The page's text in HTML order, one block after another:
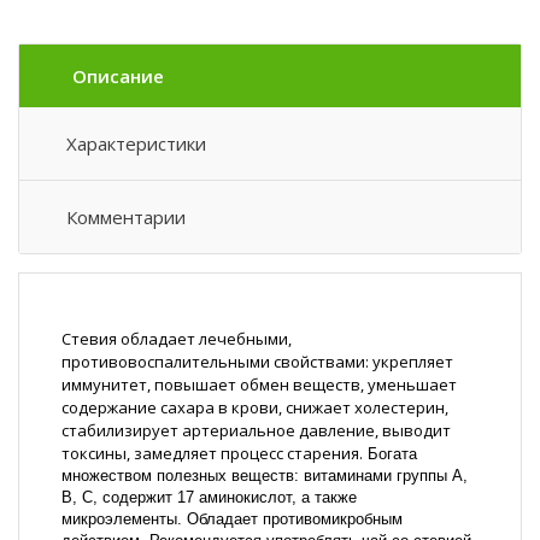
Описание
Характеристики
Комментарии
Стевия обладает лечебными,
противовоспалительными свойствами: укрепляет
иммунитет, повышает обмен веществ, уменьшает
содержание сахара в крови, снижает холестерин,
стабилизирует артериальное давление, выводит
токсины, замедляет процесс старения. Богата
множеством полезных веществ: витаминами группы А,
В, С, содержит 17 аминокислот, а также
микроэлементы. Обладает противомикробным